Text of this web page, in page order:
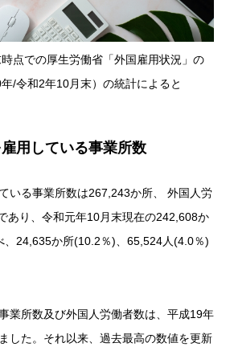
点での厚生労働省「外国雇用状況」の
/令和2年10月末）の統計によると
用している事業所数
いる事業所数は267,243か所、 外国人労
あり、令和元年10月末現在の242,608か
、24,635か所(10.2％)、65,524人(4.0％)
業所数及び外国人労働者数は、平成19年
した。それ以来、過去最高の数値を更新